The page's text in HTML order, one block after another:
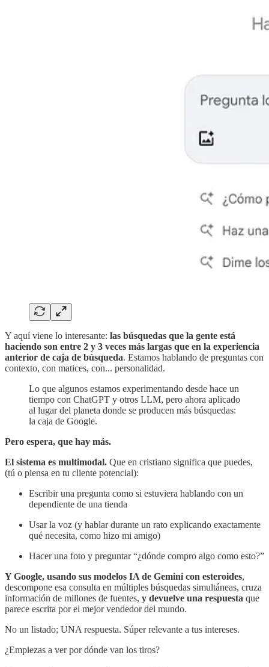
Y aquí viene lo interesante: las búsquedas que la gente está
haciendo son entre 2 y 3 veces más largas que en la experiencia
anterior de caja de búsqueda. Estamos hablando de preguntas con
contexto, con matices, con... personalidad.
Lo que algunos estamos experimentando desde hace un
tiempo con ChatGPT y otros LLM, pero ahora aplicado
al lugar del planeta donde se producen más búsquedas:
la caja de Google.
Pero espera, que hay más.
El sistema es multimodal. Que en cristiano significa que puedes,
(tú o piensa en tu cliente potencial):
Escribir una pregunta como si estuviera hablando con un
dependiente de una tienda
Usar la voz (y hablar durante un rato explicando exactamente
qué necesita, como hizo mi amigo)
Hacer una foto y preguntar “¿dónde compro algo como esto?”
Y Google, usando sus modelos IA de Gemini con esteroides,
descompone esa consulta en múltiples búsquedas simultáneas, cruza
información de millones de fuentes, y devuelve una respuesta que
parece escrita por el mejor vendedor del mundo.
No un listado; UNA respuesta. Súper relevante a tus intereses.
¿Empiezas a ver por dónde van los tiros?